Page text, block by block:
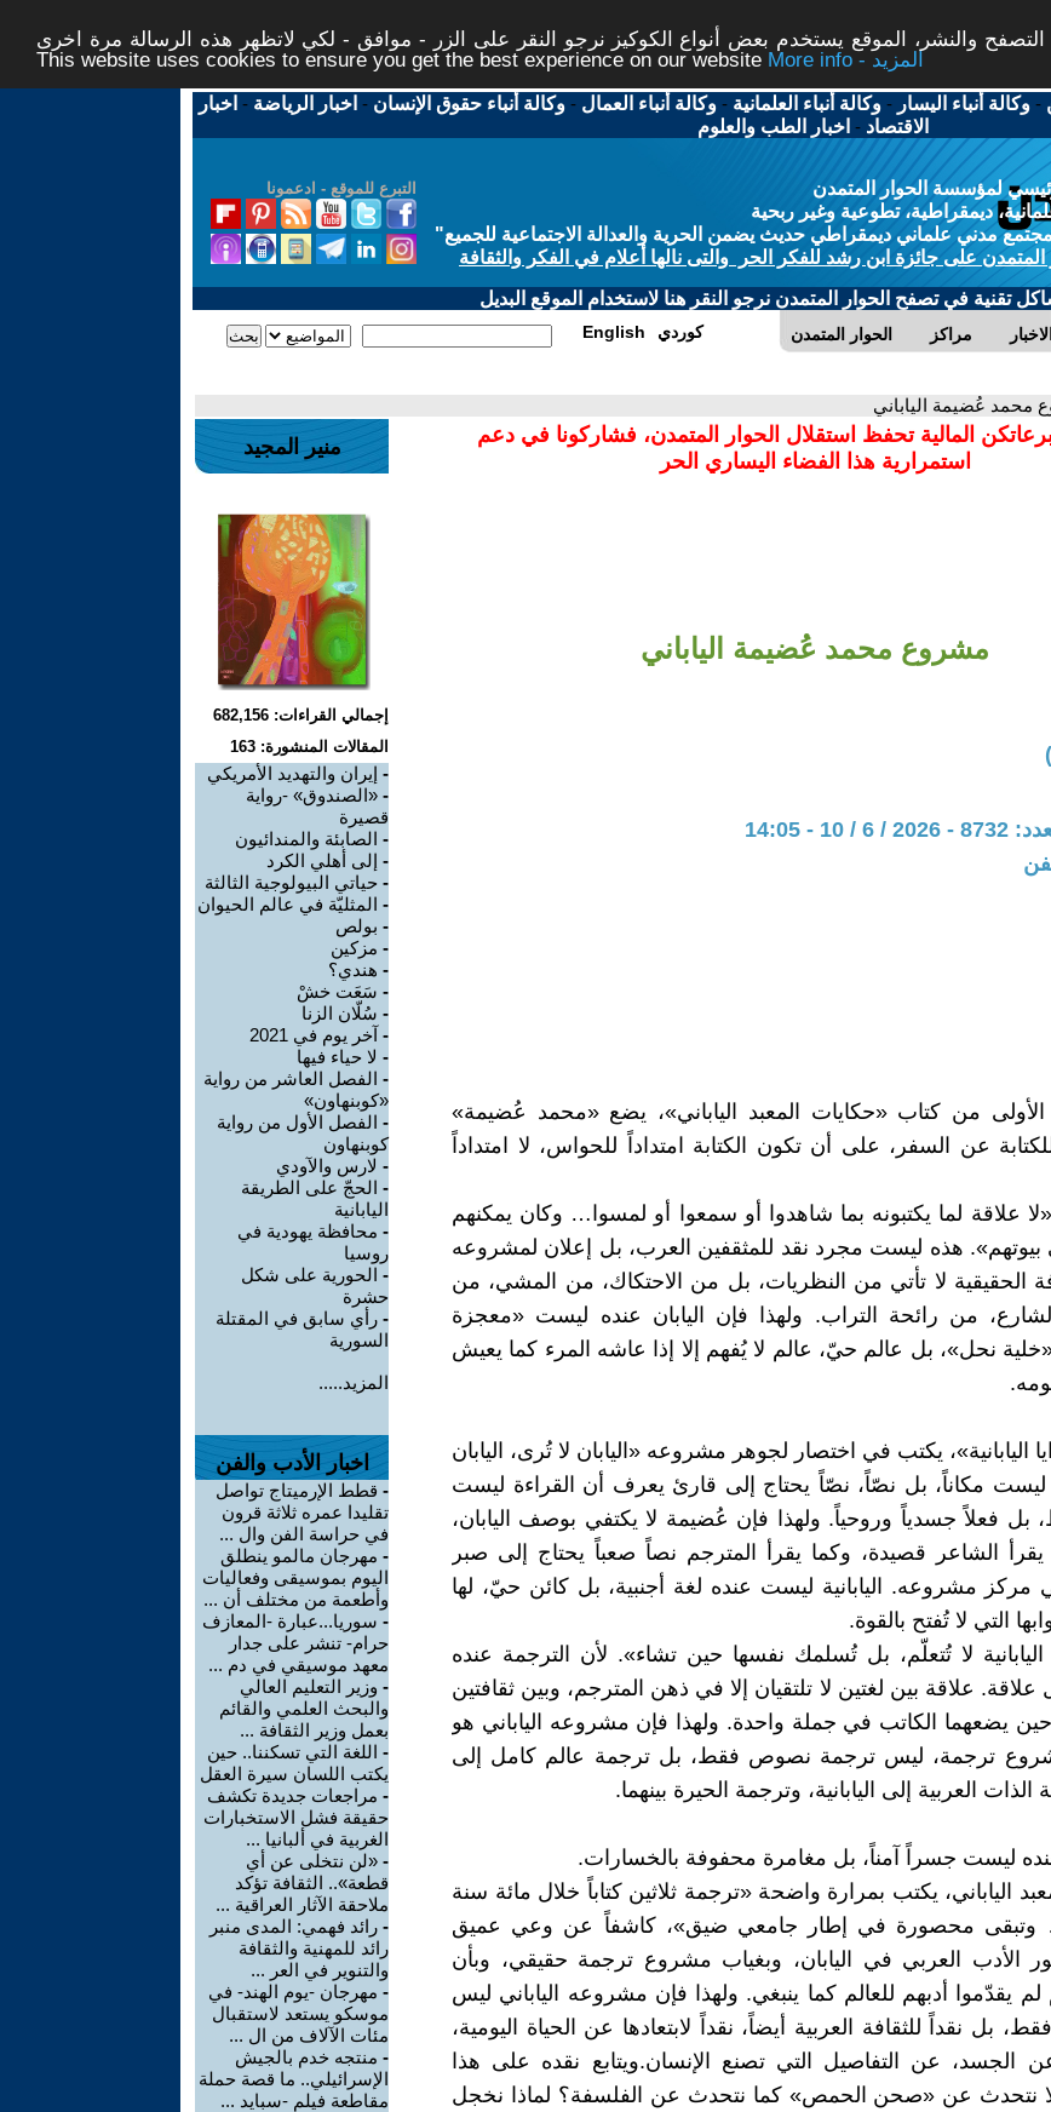
والنشر، الموقع يستخدم بعض أنواع الكوكيز نرجو النقر على الزر - موافق - لكي لاتظهر هذه الرسالة مرة اخرى -
This website uses cookies to ensure you get the best experience on our website
More info - المزيد
-وكالة أنباء اليسار -وكالة أنباء العلمانية -وكالة أنباء العمال -وكالة أنباء حقوق الإنسان - اخبار الرياضة - اخبار
الاقتصاد - اخبار الطب والعلوم
التبرع للموقع - ادعمونا
لمؤسسة الحوار المتمدن
ديمقراطية، تطوعية وغير ربحية
مدني علماني ديمقراطي حديث يضمن الحرية والعدالة الاجتماعية للجميع"
المتمدن على جائزة ابن رشد للفكر الحر والتى نالها أعلام في الفكر والثقافة
تقنية في تصفح الحوار المتمدن نرجو النقر هنا لاستخدام الموقع البديل
الحوار المتمدن مراكز الاخبار English كوردي
محمد عُضيمة الياباني
المالية تحفظ استقلال الحوار المتمدن، فشاركونا في دعم
استمرارية هذا الفضاء اليساري الحر
مشروع محمد عُضيمة الياباني
- 14:05
من كتاب «حكايات المعبد الياباني»، يضع «محمد عُضيمة»
عن السفر، على أن تكون الكتابة امتداداً للحواس، لا امتداداً
علاقة لما يكتبونه بما شاهدوا أو سمعوا أو لمسوا… وكان يمكنهم
بيوتهم». هذه ليست مجرد نقد للمثقفين العرب، بل إعلان لمشروعه
الحقيقية لا تأتي من النظريات، بل من الاحتكاك، من المشي، من
من رائحة التراب. ولهذا فإن اليابان عنده ليست «معجزة
«خلية نحل»، بل عالم حيّ، عالم لا يُفهم إلا إذا عاشه المرء كما يعيش
اليابانية»، يكتب في اختصار لجوهر مشروعه «اليابان لا تُرى، اليابان
ليست مكاناً، بل نصّاً، نصّاً يحتاج إلى قارئ يعرف أن القراءة ليست
بل فعلاً جسدياً وروحياً. ولهذا فإن عُضيمة لا يكتفي بوصف اليابان،
يقرأ الشاعر قصيدة، وكما يقرأ المترجم نصاً صعباً يحتاج إلى صبر
مركز مشروعه. اليابانية ليست عنده لغة أجنبية، بل كائن حيّ، لها
التي لا تُفتح بالقوة.
لا تُتعلّم، بل تُسلمك نفسها حين تشاء». لأن الترجمة عنده
علاقة بين لغتين لا تلتقيان إلا في ذهن المترجم، وبين ثقافتين
حين يضعهما الكاتب في جملة واحدة. ولهذا فإن مشروعه الياباني هو
ترجمة، ليس ترجمة نصوص فقط، بل ترجمة عالم كامل إلى
الذات العربية إلى اليابانية، وترجمة الحيرة بينهما.
ليست جسراً آمناً، بل مغامرة محفوفة بالخسارات.
الياباني، يكتب بمرارة واضحة «ترجمة ثلاثين كتاباً خلال مائة سنة
وتبقى محصورة في إطار جامعي ضيق»، كاشفاً عن وعي عميق
الأدب العربي في اليابان، وبغياب مشروع ترجمة حقيقي، وبأن
يقدّموا أدبهم للعالم كما ينبغي. ولهذا فإن مشروعه الياباني ليس
فقط، بل نقداً للثقافة العربية أيضاً، نقداً لابتعادها عن الحياة اليومية،
الجسد، عن التفاصيل التي تصنع الإنسان. ويتابع نقده على هذا
لا نتحدث عن «صحن الحمص» كما نتحدث عن الفلسفة؟ لماذا نخجل
منير المجيد
إجمالي القراءات: 682,156
المقالات المنشورة: 163
- إيران والتهديد الأمريكي
- «الصندوق» -رواية
قصيرة
- الصابئة والمندائيون
- إلى أهلي الكرد
- حياتي البيولوجية الثالثة
- المثليّة في عالم الحيوان
- بولص
- مزكين
- هندي؟
- سَعَت خشْ
- سُلّان الزنا
- آخر يوم في 2021
- لا حياء فيها
- الفصل العاشر من رواية
«كوبنهاون»
- الفصل الأول من رواية
كوبنهاون
- لارس والآودي
- الحجّ على الطريقة
اليابانية
- محافظة يهودية في
روسيا
- الحورية على شكل
حشرة
- رأي سابق في المقتلة
السورية
المزيد.....
اخبار الأدب والفن
- قطط الإرميتاج تواصل
تقليدا عمره ثلاثة قرون
في حراسة الفن وال ...
- مهرجان مالمو ينطلق
اليوم بموسيقى وفعاليات
وأطعمة من مختلف أن ...
- سوريا...عبارة -المعازف
حرام- تنشر على جدار
معهد موسيقي في دم ...
- وزير التعليم العالي
والبحث العلمي والقائم
بعمل وزير الثقافة ...
- اللغة التي تسكننا.. حين
يكتب اللسان سيرة العقل
- مراجعات جديدة تكشف
حقيقة فشل الاستخبارات
الغربية في ألبانيا ...
- «لن نتخلى عن أي
قطعة».. الثقافة تؤكد
ملاحقة الآثار العراقية ...
- رائد فهمي: المدى منبر
رائد للمهنية والثقافة
والتنوير في العر ...
- مهرجان -يوم الهند- في
موسكو يستعد لاستقبال
مئات الآلاف من ال ...
- منتجه خدم بالجيش
الإسرائيلي.. ما قصة حملة
مقاطعة فيلم -سبايد ...